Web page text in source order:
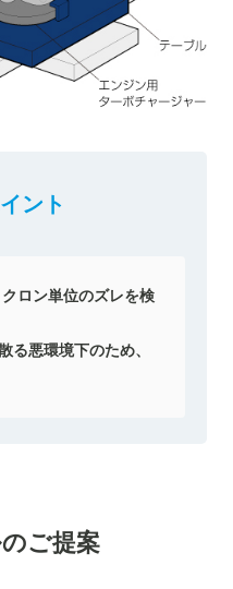
ント
ロン単位のズレを検
る悪環境下のため、
ご提案